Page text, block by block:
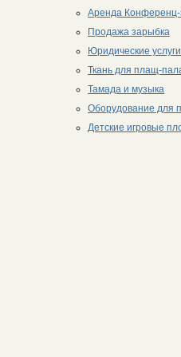
Аренда Конференц-
Продажа зарыбка
Юридические
Ткань для плащ-
Тамада и музыка
Оборудование для
Детские игровые